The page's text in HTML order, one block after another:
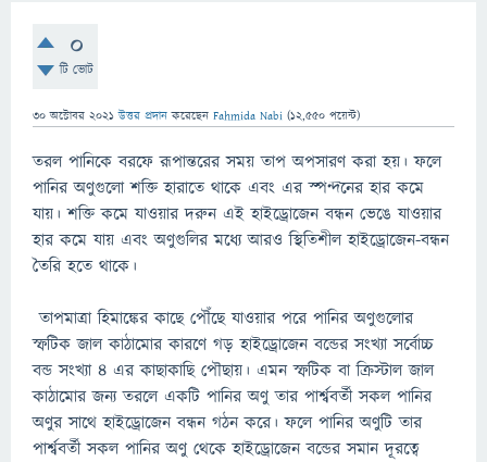
0
টি ভোট
30 অক্টোবর 2021 উত্তর প্রদান করেছেন Fahmida Nabi (12,550 পয়েন্ট)
তরল পানিকে বরফে রূপান্তরের সময় তাপ অপসারণ করা হয়। ফলে
পানির অণুগুলো শক্তি হারাতে থাকে এবং এর স্পন্দনের হার কমে
যায়। শক্তি কমে যাওয়ার দরুন এই হাইড্রোজেন বন্ধন ভেঙে যাওয়ার
হার কমে যায় এবং অণুগুলির মধ্যে আরও স্থিতিশীল হাইড্রোজেন-বন্ধন
তৈরি হতে থাকে।
তাপমাত্রা হিমাঙ্কের কাছে পৌঁছে যাওয়ার পরে পানির অণুগুলোর
স্ফটিক জাল কাঠামোর কারণে গড় হাইড্রোজেন বন্ডের সংখ্যা সর্বোচ্চ
বন্ড সংখ্যা 4 এর কাছাকাছি পৌছায়। এমন স্ফটিক বা ক্রিস্টাল জাল
কাঠামোর জন্য তরলে একটি পানির অণু তার পার্শ্ববর্তী সকল পানির
অণুর সাথে হাইড্রোজেন বন্ধন গঠন করে। ফলে পানির অণুটি তার
পার্শ্ববর্তী সকল পানির অণু থেকে হাইড্রোজেন বন্ডের সমান দূরত্বে